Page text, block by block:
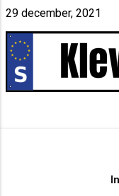
29 december, 2021